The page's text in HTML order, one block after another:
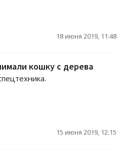
18 июня 2019, 11:48
кошку с дерева
15 июня 2019, 12:15